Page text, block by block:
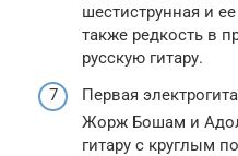
шестиструнная и
также редкость в
русскую гитару.
Первая
Жорж Бошам и
гитару с круглым